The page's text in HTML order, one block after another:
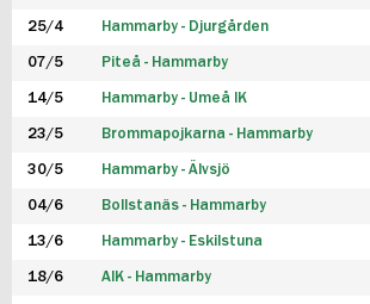
25/4 Hammarby - Djurgården
07/5 Piteå - Hammarby
14/5 Hammarby - Umeå IK
23/5 Brommapojkarna - Hammarby
30/5 Hammarby - Älvsjö
04/6 Bollstanäs - Hammarby
13/6 Hammarby - Eskilstuna
18/6 AIK - Hammarby